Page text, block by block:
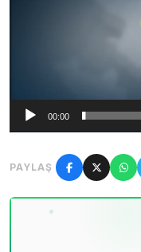
00:00
PAYLAŞ